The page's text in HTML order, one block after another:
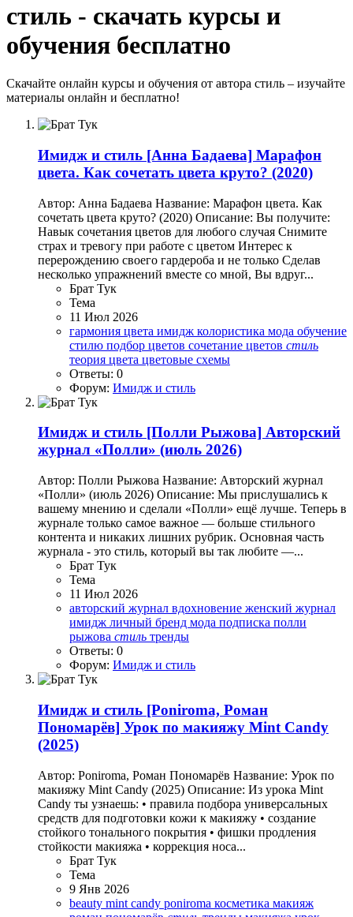
стиль - скачать курсы и
обучения бесплатно
Скачайте онлайн курсы и обучения от автора стиль – изучайте
материалы онлайн и бесплатно!
Имидж и стиль [Анна Бадаева] Марафон
цвета. Как сочетать цвета круто? (2020)
Автор: Анна Бадаева Название: Марафон цвета. Как
сочетать цвета круто? (2020) Описание: Вы получите:
Навык сочетания цветов для любого случая Снимите
страх и тревогу при работе с цветом Интерес к
перерождению своего гардероба и не только Сделав
несколько упражнений вместе со мной, Вы вдруг...
Брат Тук
Тема
11 Июл 2026
гармония цвета имидж колористика мода обучение
стилю подбор цветов сочетание цветов стиль
теория цвета цветовые схемы
Ответы: 0
Форум: Имидж и стиль
Имидж и стиль [Полли Рыжова] Авторский
журнал «Полли» (июль 2026)
Автор: Полли Рыжова Название: Авторский журнал
«Полли» (июль 2026) Описание: Мы прислушались к
вашему мнению и сделали «Полли» ещё лучше. Теперь в
журнале только самое важное — больше стильного
контента и никаких лишних рубрик. Основная часть
журнала - это стиль, который вы так любите —...
Брат Тук
Тема
11 Июл 2026
авторский журнал вдохновение женский журнал
имидж личный бренд мода подписка полли
рыжова стиль тренды
Ответы: 0
Форум: Имидж и стиль
Имидж и стиль [Poniroma, Роман
Пономарёв] Урок по макияжу Mint Candy
(2025)
Автор: Poniroma, Роман Пономарёв Название: Урок по
макияжу Mint Candy (2025) Описание: Из урока Mint
Candy ты узнаешь: • правила подбора универсальных
средств для подготовки кожи к макияжу • создание
стойкого тонального покрытия • фишки продления
стойкости макияжа • коррекция носа...
Брат Тук
Тема
9 Янв 2026
beauty mint candy poniroma косметика макияж